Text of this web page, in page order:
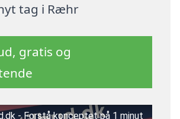
tag i Ræhr
gratis og
- Forstå konceptet på 1 minut